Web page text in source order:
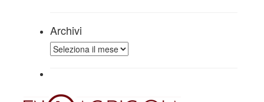
Archivi
Archivi